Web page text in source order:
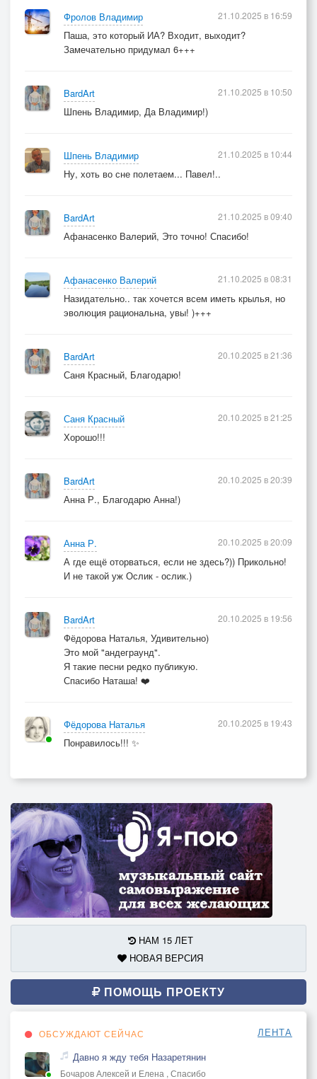
Фролов Владимир
Паша, это который ИА? Входит, выходит?
Замечательно придумал 6+++
21.10.2025 в 16:59
BardArt
Шпень Владимир, Да Владимир!)
21.10.2025 в 10:50
Шпень Владимир
Ну, хоть во сне полетаем... Павел!..
21.10.2025 в 10:44
BardArt
Афанасенко Валерий, Это точно! Спасибо!
21.10.2025 в 09:40
Афанасенко Валерий
Назидательно.. так хочется всем иметь крылья, но
эволюция рациональна, увы! )+++
21.10.2025 в 08:31
BardArt
Саня Красный, Благодарю!
20.10.2025 в 21:36
Саня Красный
Хорошо!!!
20.10.2025 в 21:25
BardArt
Анна Р., Благодарю Анна!)
20.10.2025 в 20:39
Анна Р.
А где ещё оторваться, если не здесь?)) Прикольно!
И не такой уж Ослик - ослик.)
20.10.2025 в 20:09
BardArt
Фёдорова Наталья, Удивительно)
Это мой "андеграунд".
Я такие песни редко публикую.
Спасибо Наташа! ❤️
20.10.2025 в 19:56
Фёдорова Наталья
Понравилось!!! ✨
20.10.2025 в 19:43
НАМ 15 ЛЕТ
НОВАЯ ВЕРСИЯ
ПОМОЩЬ ПРОЕКТУ
ОБСУЖДАЮТ СЕЙЧАС ЛЕНТА
Давно я жду тебя Назаретянин
Бочаров Алексей и Елена , Спасибо